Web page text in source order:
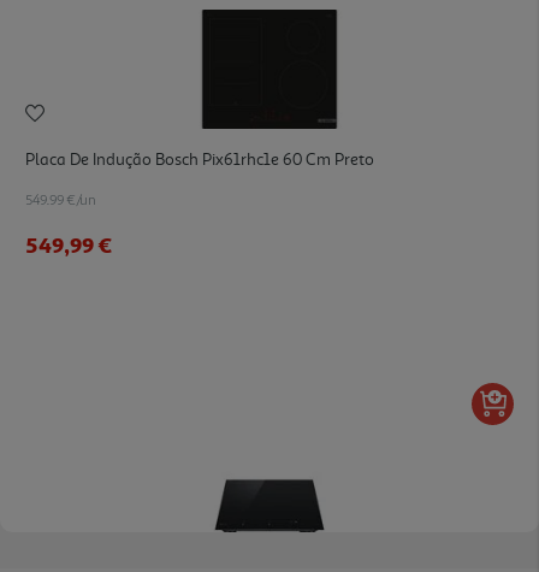
Placa De Indução Bosch Pix61rhc1e 60 Cm Preto
549.99 €/un
549,99 €